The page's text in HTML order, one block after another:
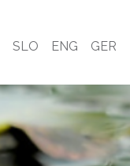
SLO ENG GER